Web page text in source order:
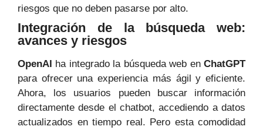
riesgos que no deben pasarse por alto.
Integración de la búsqueda web:
avances y riesgos
OpenAI ha integrado la búsqueda web en ChatGPT
para ofrecer una experiencia más ágil y eficiente.
Ahora, los usuarios pueden buscar información
directamente desde el chatbot, accediendo a datos
actualizados en tiempo real. Pero esta comodidad